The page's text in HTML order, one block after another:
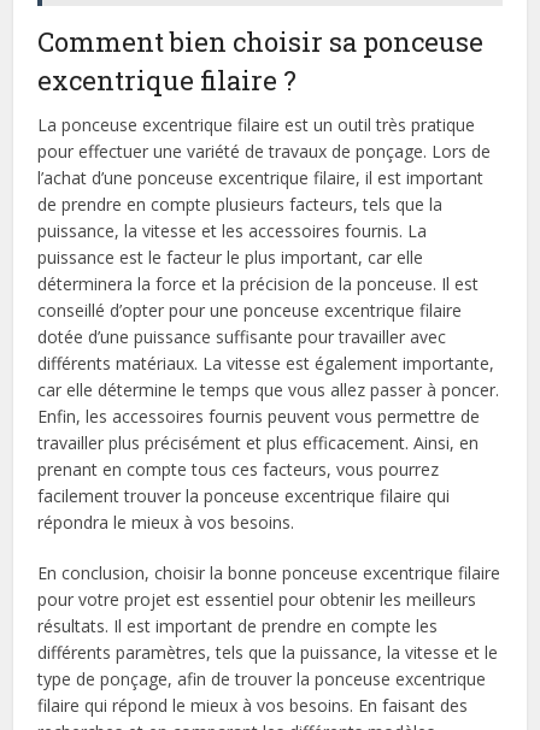
Comment bien choisir sa ponceuse
excentrique filaire ?
La ponceuse excentrique filaire est un outil très pratique
pour effectuer une variété de travaux de ponçage. Lors de
l’achat d’une ponceuse excentrique filaire, il est important
de prendre en compte plusieurs facteurs, tels que la
puissance, la vitesse et les accessoires fournis. La
puissance est le facteur le plus important, car elle
déterminera la force et la précision de la ponceuse. Il est
conseillé d’opter pour une ponceuse excentrique filaire
dotée d’une puissance suffisante pour travailler avec
différents matériaux. La vitesse est également importante,
car elle détermine le temps que vous allez passer à poncer.
Enfin, les accessoires fournis peuvent vous permettre de
travailler plus précisément et plus efficacement. Ainsi, en
prenant en compte tous ces facteurs, vous pourrez
facilement trouver la ponceuse excentrique filaire qui
répondra le mieux à vos besoins.
En conclusion, choisir la bonne ponceuse excentrique filaire
pour votre projet est essentiel pour obtenir les meilleurs
résultats. Il est important de prendre en compte les
différents paramètres, tels que la puissance, la vitesse et le
type de ponçage, afin de trouver la ponceuse excentrique
filaire qui répond le mieux à vos besoins. En faisant des